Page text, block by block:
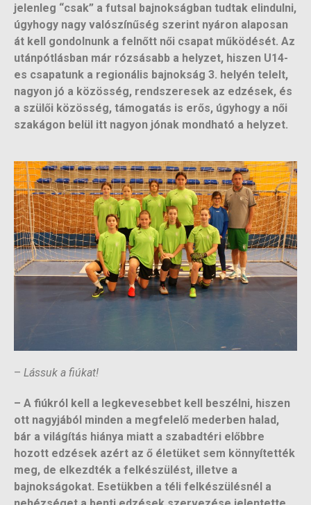
jelenleg “csak” a futsal bajnokságban tudtak elindulni,
úgyhogy nagy valószínűség szerint nyáron alaposan
át kell gondolnunk a felnőtt női csapat működését. Az
utánpótlásban már rózsásabb a helyzet, hiszen U14-
es csapatunk a regionális bajnokság 3. helyén telelt,
nagyon jó a közösség, rendszeresek az edzések, és
a szülői közösség, támogatás is erős, úgyhogy a női
szakágon belül itt nagyon jónak mondható a helyzet.
– Lássuk a fiúkat!
– A fiúkról kell a legkevesebbet kell beszélni, hiszen
ott nagyjából minden a megfelelő mederben halad,
bár a világítás hiánya miatt a szabadtéri előbbre
hozott edzések azért az ő életüket sem könnyítették
meg, de elkezdték a felkészülést, illetve a
bajnokságokat. Esetükben a téli felkészülésnél a